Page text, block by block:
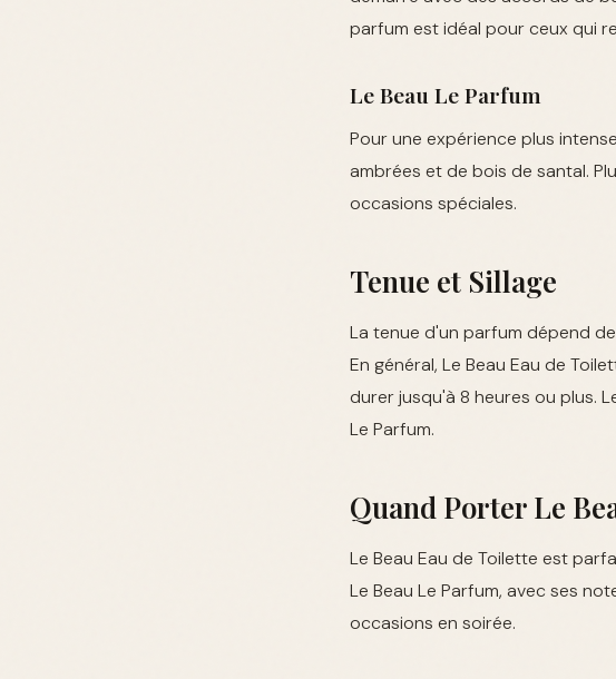
parfum est idéal pour ceux qui
Le Beau Le Parfum
Pour une expérience plus
ambrées et de bois de santal.
occasions spéciales.
Tenue et Sillage
La tenue d'un parfum dépend
En général, Le Beau Eau de
durer jusqu'à 8 heures ou plus.
Le Parfum.
Quand Porter Le
Le Beau Eau de Toilette est
Le Beau Le Parfum, avec ses
occasions en soirée.